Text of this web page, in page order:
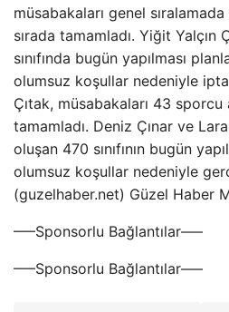
müsabakaları genel
sırada tamamladı. Yiğit Yalçın
sınıfında bugün yapılması
olumsuz koşullar nedeniyle
Çıtak, müsabakaları 43 sporcu
tamamladı. Deniz Çınar ve
oluşan 470 sınıfının bugün
olumsuz koşullar nedeniyle
(guzelhaber.net) Güzel Haber
—–Sponsorlu Bağlantılar—–
—–Sponsorlu Bağlantılar—–